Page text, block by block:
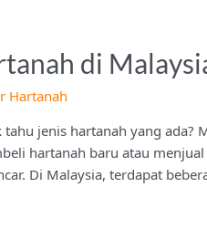
di
Hartanah
jenis hartanah yang ada?
hartanah baru atau
Di Malaysia, terdapat